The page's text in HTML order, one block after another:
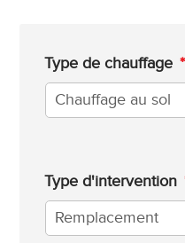
Type de chauffage *
Type d'intervention